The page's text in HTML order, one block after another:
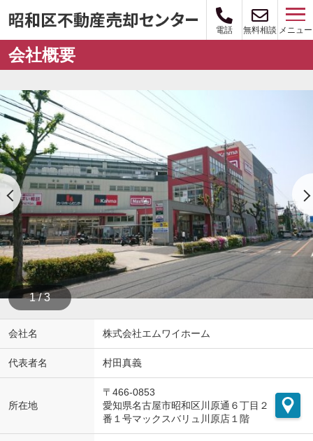
電話 無料相談 メニュー
会社概要
1 / 3
会社名 株式会社エムワイホーム
代表者名 村田真義
所在地
〒466-0853
愛知県名古屋市昭和区川原通６丁目２
番１号マックスバリュ川原店１階